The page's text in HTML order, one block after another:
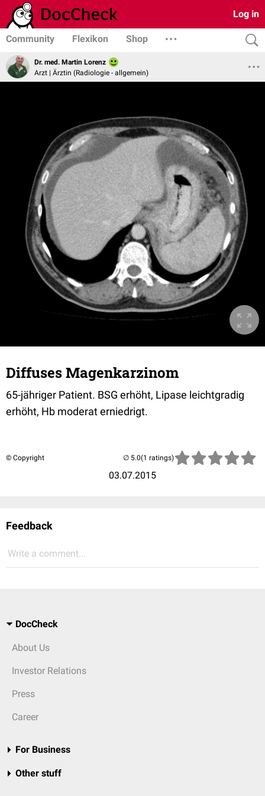
Log in
Community Flexikon Shop
Dr. med. Martin Lorenz
Arzt | Ärztin (Radiologie - allgemein)
Diffuses Magenkarzinom
65-jähriger Patient. BSG erhöht, Lipase leichtgradig
erhöht, Hb moderat erniedrigt.
© Copyright
03.07.2015
(1 ratings)
Feedback
Write a comment...
DocCheck
About Us
Investor Relations
Press
Career
For Business
Other stuff